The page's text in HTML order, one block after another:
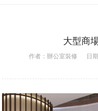
大型商
作者： 辦公室裝修 日期